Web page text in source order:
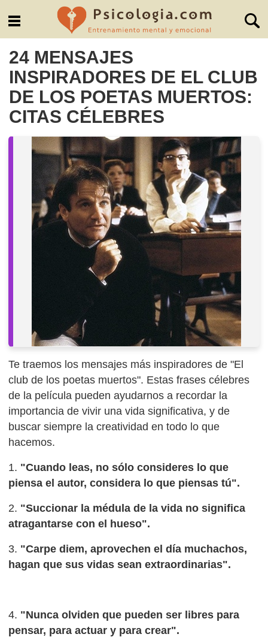
24 MENSAJES
INSPIRADORES DE EL CLUB
DE LOS POETAS MUERTOS:
CITAS CÉLEBRES
Te traemos los mensajes más inspiradores de "El
club de los poetas muertos". Estas frases célebres
de la película pueden ayudarnos a recordar la
importancia de vivir una vida significativa, y de
buscar siempre la creatividad en todo lo que
hacemos.
1. "Cuando leas, no sólo consideres lo que
piensa el autor, considera lo que piensas tú".
2. "Succionar la médula de la vida no significa
atragantarse con el hueso".
3. "Carpe diem, aprovechen el día muchachos,
hagan que sus vidas sean extraordinarias".
4. "Nunca olviden que pueden ser libres para
pensar, para actuar y para crear".